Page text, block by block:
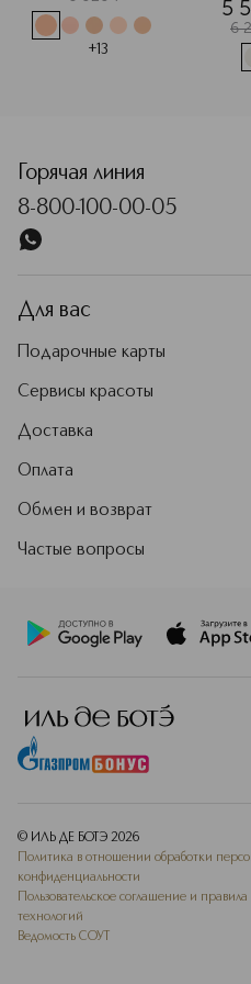
+13
5
6
Горячая линия
8-800-100-00-05
Для вас
Подарочные карты
Сервисы красоты
Доставка
Оплата
Обмен и возврат
Частые вопросы
© ИЛЬ ДЕ БОТЭ 2026
Политика в отношении обработки
конфиденциальности
Пользовательское соглашение и
технологий
Ведомость СОУТ